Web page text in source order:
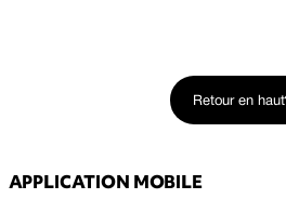
Retour en haut
APPLICATION MOBILE